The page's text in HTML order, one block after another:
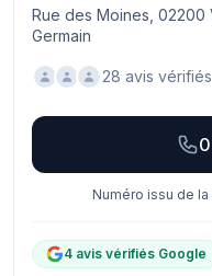
Rue des Moines, 02200
Germain
28 avis vérifiés
Numéro issu de
4 avis vérifiés Google